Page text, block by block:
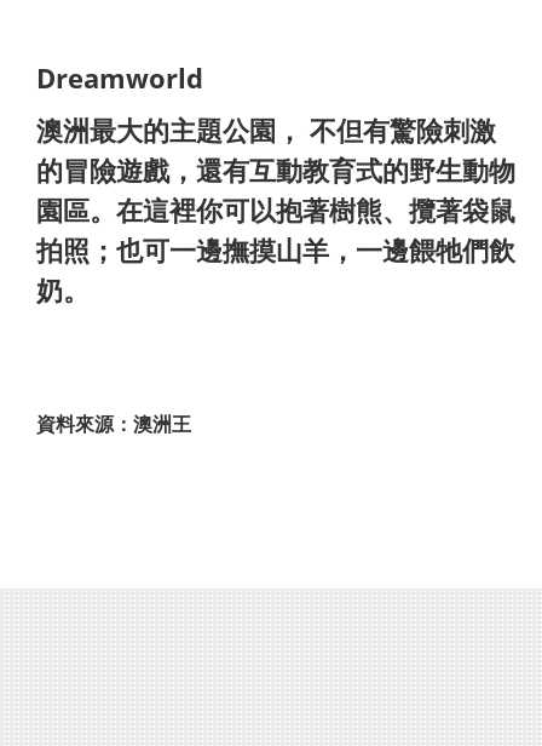
Dreamworld
澳洲最大的主題公園， 不但有驚險刺激
的冒險遊戲，還有互動教育式的野生動物
園區。在這裡你可以抱著樹熊、攬著袋鼠
拍照；也可一邊撫摸山羊，一邊餵牠們飲
奶。
資料來源：澳洲王